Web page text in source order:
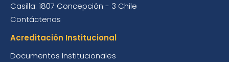
Casilla: 1807 Concepción - 3 Chile
Contáctenos
Acreditación Institucional
Documentos Institucionales